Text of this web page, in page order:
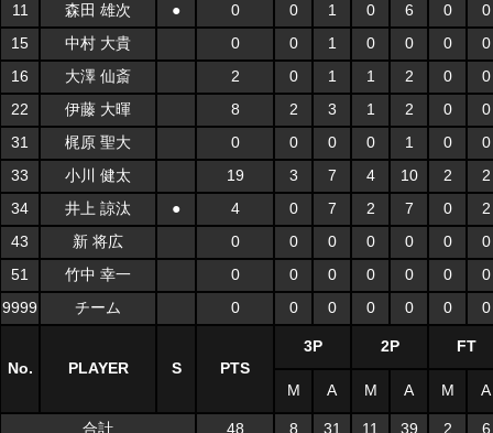
11
森田 雄次 ● 0 0 1 0 6 0
0
15
中村 大貴 0 0 1 0 0 0
0
16
大澤 仙斎 2 0 1 1 2 0
0
22
伊藤 大暉 8 2 3 1 2 0
0
31
梶原 聖大 0 0 0 0 1 0
0
33
小川 健太 19 3 7 4 10 2
2
34
井上 諒汰 ● 4 0 7 2 7 0
2
43
新 将広 0 0 0 0 0 0
0
51
竹中 幸一 0 0 0 0 0 0
0
9999
チーム 0 0 0 0 0 0 0
No. PLAYER S PTS
3P 2P FT
M A M A M A
合計 48 8 31 11 39 2 6